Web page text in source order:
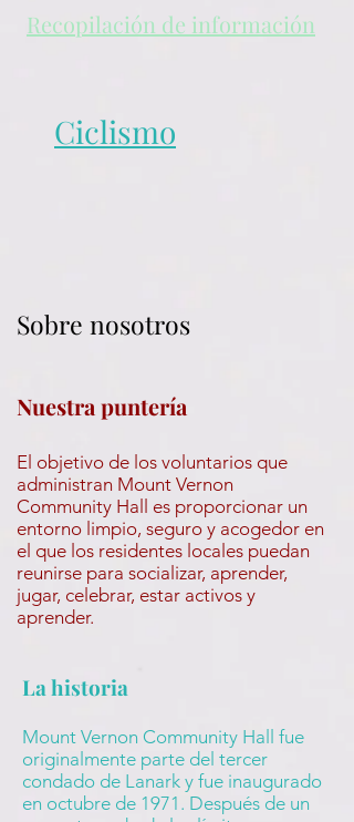
Recopilación de información
Ciclismo
Sobre nosotros
Nuestra puntería
El objetivo de los voluntarios que
administran Mount Vernon
Community Hall es proporcionar un
entorno limpio, seguro y acogedor en
el que los residentes locales puedan
reunirse para socializar, aprender,
jugar, celebrar, estar activos y
aprender.
La historia
Mount Vernon Community Hall fue
originalmente parte del tercer
condado de Lanark y fue inaugurado
en octubre de 1971. Después de un